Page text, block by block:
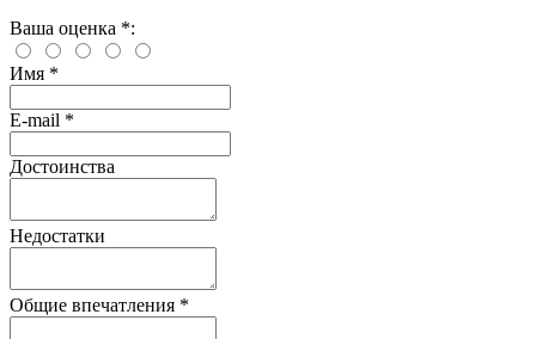
Ваша оценка *:
Имя *
E-mail *
Достоинства
Недостатки
Общие впечатления *